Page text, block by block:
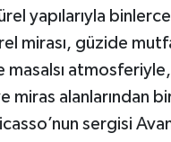
yapılarıyla
mirası, güzide
miras alanlarından
sergisi